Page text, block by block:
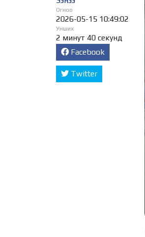
Огноо
2026-05-15 10:49:02
Унших
2 минут 40 секунд
Facebook
Twitter